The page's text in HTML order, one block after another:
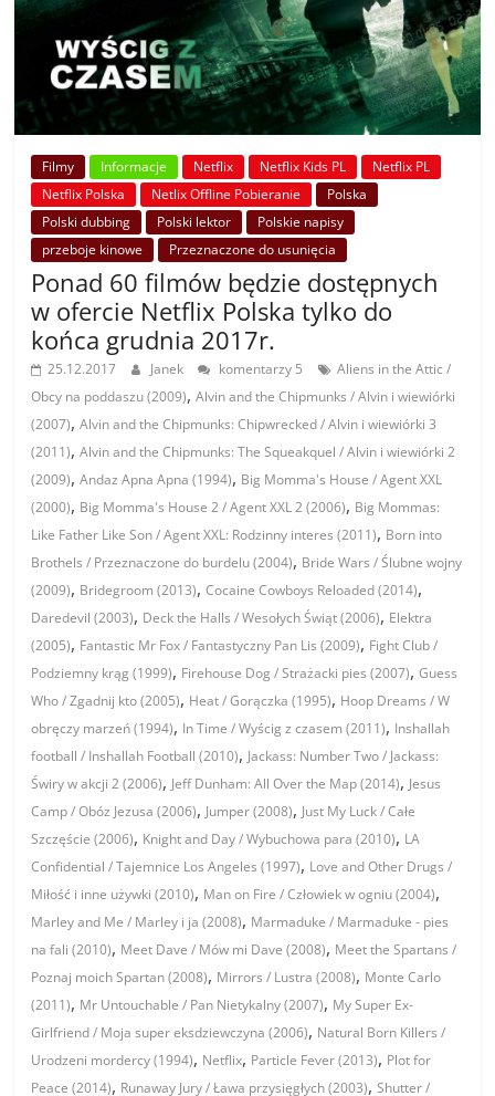
Filmy Informacje Netflix Netflix Kids PL
Netflix PL
Netflix Polska
Netlix Offline Pobieranie
Polska
Polski dubbing
Polski lektor
Polskie napisy
przeboje kinowe
Przeznaczone do usunięcia
Ponad 60 filmów będzie dostępnych
w ofercie Netflix Polska tylko do
końca grudnia 2017r.
25.12.2017 Janek komentarzy 5
Aliens in the Attic /
Obcy na poddaszu (2009),Alvin and the Chipmunks / Alvin i wiewiórki
(2007),Alvin and the Chipmunks: Chipwrecked / Alvin i wiewiórki 3
(2011),Alvin and the Chipmunks: The Squeakquel / Alvin i wiewiórki 2
(2009),Andaz Apna Apna (1994), Big Momma's House / Agent XXL
(2000), Big Momma's House 2 / Agent XXL 2 (2006), Big Mommas:
Like Father Like Son / Agent XXL: Rodzinny interes (2011), Born into
Brothels / Przeznaczone do burdelu (2004), Bride Wars / Ślubne wojny
(2009), Bridegroom (2013),Cocaine Cowboys Reloaded (2014),
Daredevil (2003), Deck the Halls / Wesołych Świąt (2006), Elektra
(2005), Fantastic Mr Fox / Fantastyczny Pan Lis (2009), Fight Club /
Podziemny krąg (1999), Firehouse Dog / Strażacki pies (2007),Guess
Who / Zgadnij kto (2005), Heat / Gorączka (1995), Hoop Dreams / W
obręczy marzeń (1994), In Time / Wyścig z czasem (2011), Inshallah
football / Inshallah Football (2010), Jackass: Number Two / Jackass:
Świry w akcji 2 (2006), Jeff Dunham: All Over the Map (2014), Jesus
Camp / Obóz Jezusa (2006), Jumper (2008), Just My Luck / Całe
Szczęście (2006), Knight and Day / Wybuchowa para (2010), LA
Confidential / Tajemnice Los Angeles (1997), Love and Other Drugs /
Miłość i inne używki (2010), Man on Fire / Człowiek w ogniu (2004),
Marley and Me / Marley i ja (2008), Marmaduke / Marmaduke - pies
na fali (2010), Meet Dave / Mów mi Dave (2008), Meet the Spartans /
Poznaj moich Spartan (2008), Mirrors / Lustra (2008), Monte Carlo
(2011), Mr Untouchable / Pan Nietykalny (2007), My Super Ex-
Girlfriend / Moja super eksdziewczyna (2006), Natural Born Killers /
Urodzeni mordercy (1994), Netflix, Particle Fever (2013), Plot for
Peace (2014), Runaway Jury / Ława przysięgłych (2003),Shutter /